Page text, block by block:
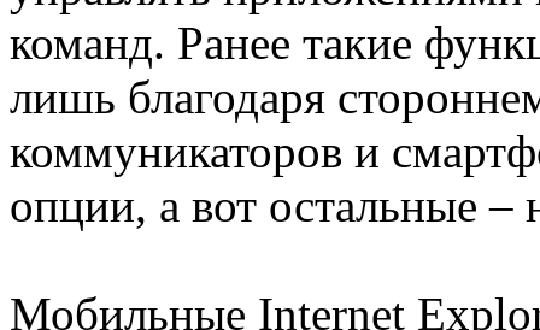
команд. Ранее такие
лишь благодаря
коммуникаторов и
опции, а вот остальные –
Мобильные Internet